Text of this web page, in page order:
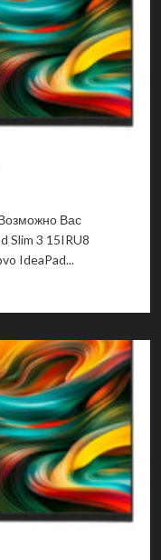
Вас
Slim 3 15IRU8
IdeaPad...